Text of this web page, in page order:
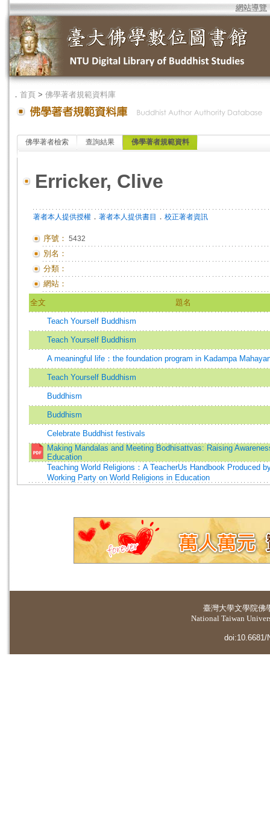
網站導覽
． 首頁 > 佛學著者規範資料庫
佛學著者檢索 查詢結果 佛學著者規範資料
Erricker, Clive
著者本人提供授權 ． 著者本人提供書目 ． 校正著者資訊
序號： 5432
別名：
分類：
網站：
全文 題名
Teach Yourself Buddhism
Teach Yourself Buddhism
A meaningful life：the foundation program in Kadampa
Teach Yourself Buddhism
Buddhism
Buddhism
Celebrate Buddhist festivals
Making Mandalas and Meeting Bodhisattvas: Raising
Education
Teaching World Religions：A TeacherUs Handbook Produced
Working Party on World Religions in Education
臺灣大學文學院佛
National Taiwan
doi:10.6681/